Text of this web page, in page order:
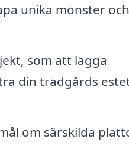
unika mönster och
som att lägga
din trädgårds
om särskilda